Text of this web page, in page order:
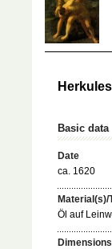
Basic data
Date
ca. 1620
Material(s)/
Öl auf
Dimensions